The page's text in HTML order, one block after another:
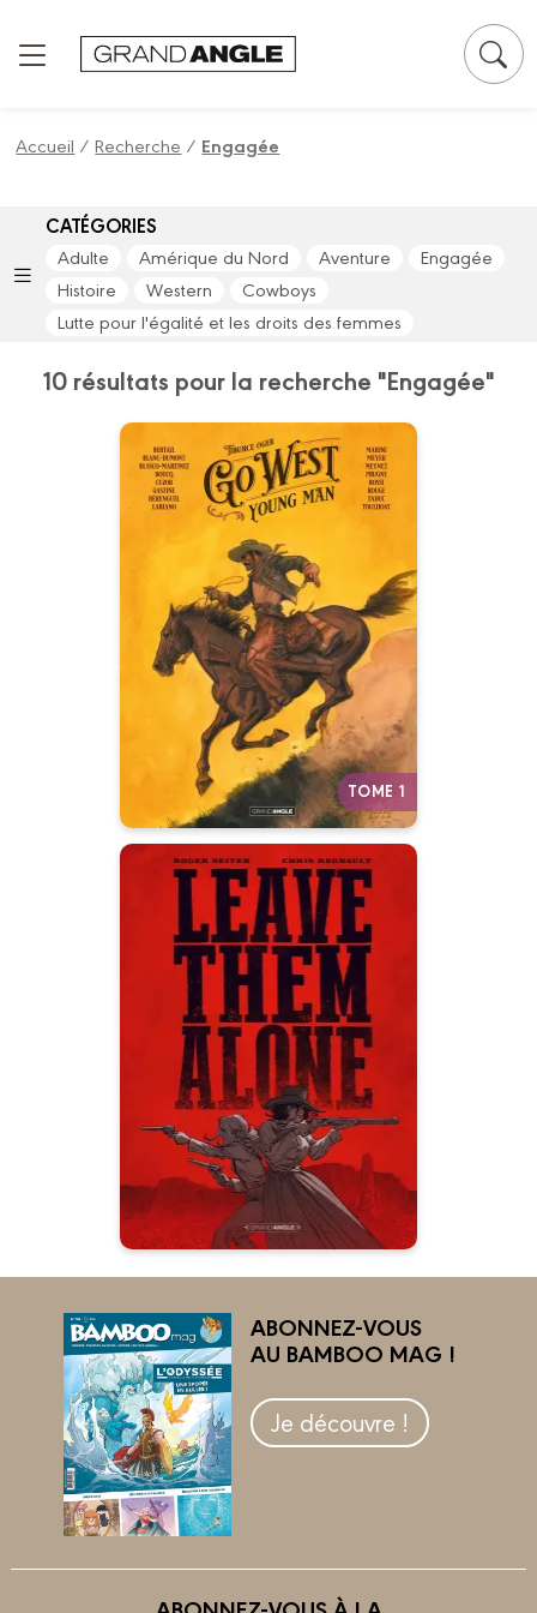
Accueil /Recherche / Engagée
CATÉGORIES
Adulte Amérique du Nord Aventure
Engagée
Histoire
Western
Cowboys
Lutte pour l'égalité et les droits des femmes
10 résultats pour la recherche "Engagée"
TOME 1
Go West : Young
Man
Volume 01 - Histoire
Complète
Date de parution :
03/11/2021
Le parcours sauvage et violent
d’une montre pendant la
conquête de l’Ouest. Un
western qui sent la poudre et la
boue…
Autres tomes
Leave them alone
- histoire
complète
Date de parution :
15/10/2025
Laissez-les tranquilles !
ABONNEZ-VOUS
AU BAMBOO MAG !
Je découvre !